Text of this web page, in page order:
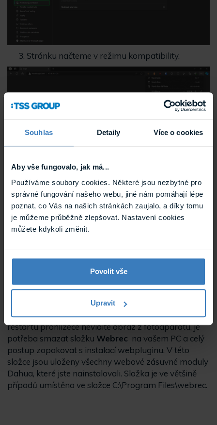
Souhlas Detaily Více o cookies
Aby vše fungovalo, jak má...
Používáme soubory cookies. Některé jsou nezbytné pro
správné fungování našeho webu, jiné nám pomáhají lépe
poznat, co Vás na našich stránkách zaujalo, a díky tomu
je můžeme průběžně zlepšovat. Nastavení cookies
můžete kdykoli změnit.
Povolit vše
Upravit
Stránku načteme v režimu kompatibility.
Pokud se zobrazí zprávaNejprve nainstalujte
pluginy!vybertemožnost Instalovat.
V případě, že toto okno nevidíte a po úspěšném
zadání uživatelského jména a hesla, nemůžete z
kamery sledovat živý obraz.
klikněte zde pro stažení a instalaci zásuvného
moduluuprostřed obrazovky. Poté vyberte Uložit
soubor webplugin.exe. Zvolte, kam chcete soubor v
počítači uložit, abyste jej mohli snadno najít.
V posledním kroku nainstalujte stažený webplugin.
Pokud ani po úspěšné instalaci webpluginu a
restartu prohlížeče nevidíte obraz z fotoaparátu, je
potřeba smazat složku Webrec na vašem PC a celý
postup zopakovat s instalací webpluginu. V této
složce jsou uloženy všechny webové zásuvné moduly
Dahua, které jste nainstalovali. Složka je ve většině
případů umístěna ve složce C:\Program Files\webrec.